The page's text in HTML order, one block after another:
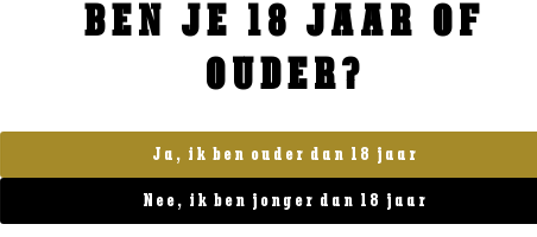
BESTELLEN BESTELLEN
BEN JE 18 JAAR OF
OUDER?
Ja, ik ben ouder dan 18 jaar
Nee, ik ben jonger dan 18 jaar